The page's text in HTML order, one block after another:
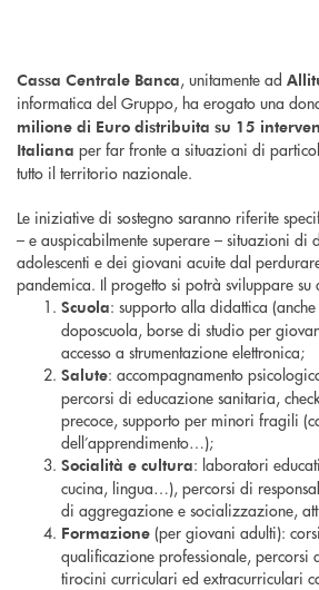
Cassa Centrale Banca, unitamente ad
informatica del Gruppo, ha erogato una
milione di Euro distribuita su 15
Italiana per far fronte a situazioni di
tutto il territorio nazionale.
Le iniziative di sostegno saranno riferite
– e auspicabilmente superare – situazioni
adolescenti e dei giovani acuite dal
pandemica. Il progetto si potrà sviluppare
Scuola: supporto alla didattica
doposcuola, borse di studio per
accesso a strumentazione elettronica;
Salute: accompagnamento
percorsi di educazione sanitaria,
precoce, supporto per minori fragili
dell’apprendimento…);
Socialità e cultura: laboratori
cucina, lingua…), percorsi di
di aggregazione e socializzazione,
Formazione (per giovani adulti):
qualificazione professionale, percorsi
tirocini curriculari ed extracurriculari